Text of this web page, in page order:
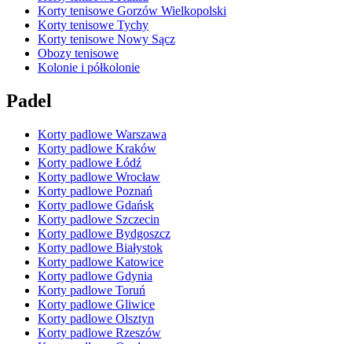
Korty tenisowe Gorzów Wielkopolski
Korty tenisowe Tychy
Korty tenisowe Nowy Sącz
Obozy tenisowe
Kolonie i półkolonie
Padel
Korty padlowe Warszawa
Korty padlowe Kraków
Korty padlowe Łódź
Korty padlowe Wrocław
Korty padlowe Poznań
Korty padlowe Gdańsk
Korty padlowe Szczecin
Korty padlowe Bydgoszcz
Korty padlowe Białystok
Korty padlowe Katowice
Korty padlowe Gdynia
Korty padlowe Toruń
Korty padlowe Gliwice
Korty padlowe Olsztyn
Korty padlowe Rzeszów